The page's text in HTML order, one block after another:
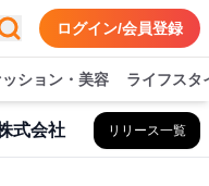
ログイン/会員登録
ション・美容 ライフスタ
式会社 リリース一覧